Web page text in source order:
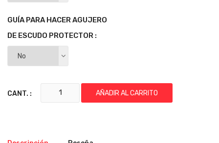
GUÍA PARA HACER AGUJERO
DE ESCUDO PROTECTOR :
CANT. : AÑADIR AL CARRITO